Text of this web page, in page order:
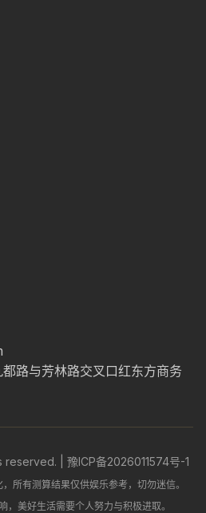
路与芳林路交叉口红东方商务
reserved. | 豫ICP备2026011574号-1
所有测算结果仅供娱乐参考，切勿迷信。
，美好生活需要个人努力与积极进取。